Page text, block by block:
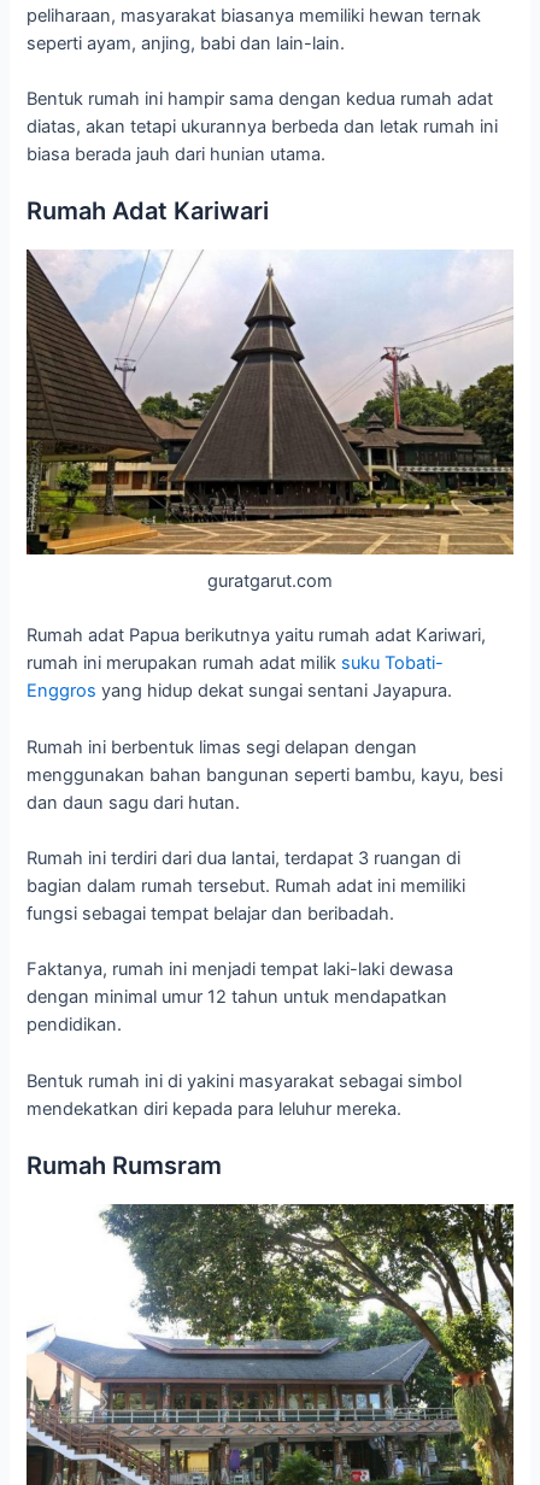
peliharaan, masyarakat biasanya memiliki hewan ternak
seperti ayam, anjing, babi dan lain-lain.
Bentuk rumah ini hampir sama dengan kedua rumah adat
diatas, akan tetapi ukurannya berbeda dan letak rumah ini
biasa berada jauh dari hunian utama.
Rumah Adat Kariwari
guratgarut.com
Rumah adat Papua berikutnya yaitu rumah adat Kariwari,
rumah ini merupakan rumah adat milik suku Tobati-
Enggros yang hidup dekat sungai sentani Jayapura.
Rumah ini berbentuk limas segi delapan dengan
menggunakan bahan bangunan seperti bambu, kayu, besi
dan daun sagu dari hutan.
Rumah ini terdiri dari dua lantai, terdapat 3 ruangan di
bagian dalam rumah tersebut. Rumah adat ini memiliki
fungsi sebagai tempat belajar dan beribadah.
Faktanya, rumah ini menjadi tempat laki-laki dewasa
dengan minimal umur 12 tahun untuk mendapatkan
pendidikan.
Bentuk rumah ini di yakini masyarakat sebagai simbol
mendekatkan diri kepada para leluhur mereka.
Rumah Rumsram